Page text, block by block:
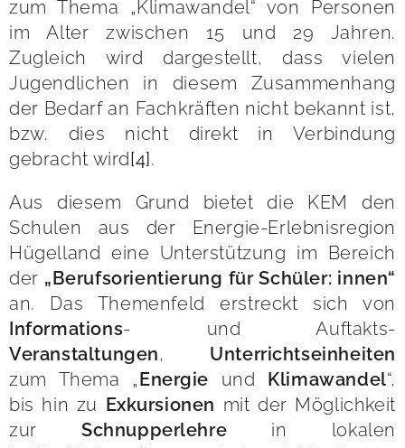
zum Thema „Klimawandel“ von Personen
im Alter zwischen 15 und 29 Jahren.
Zugleich wird dargestellt, dass vielen
Jugendlichen in diesem Zusammenhang
der Bedarf an Fachkräften nicht bekannt ist,
bzw. dies nicht direkt in Verbindung
gebracht wird[4].
Aus diesem Grund bietet die KEM den
Schulen aus der Energie-Erlebnisregion
Hügelland eine Unterstützung im Bereich
der „Berufsorientierung für Schüler: innen“
an. Das Themenfeld erstreckt sich von
Informations- und Auftakts-
Veranstaltungen, Unterrichtseinheiten
zum Thema „ Energie und Klimawandel“,
bis hin zu
Exkursionen mit der Möglichkeit
zurSchnupperlehre in lokalen